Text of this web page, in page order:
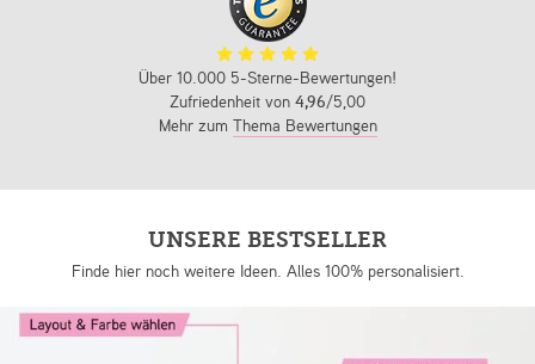
Über 10.000 5-Sterne-Bewertungen!
Zufriedenheit von 4,96/5,00
Mehr zum Thema Bewertungen
UNSERE BESTSELLER
Finde hier noch weitere Ideen. Alles 100% personalisiert.